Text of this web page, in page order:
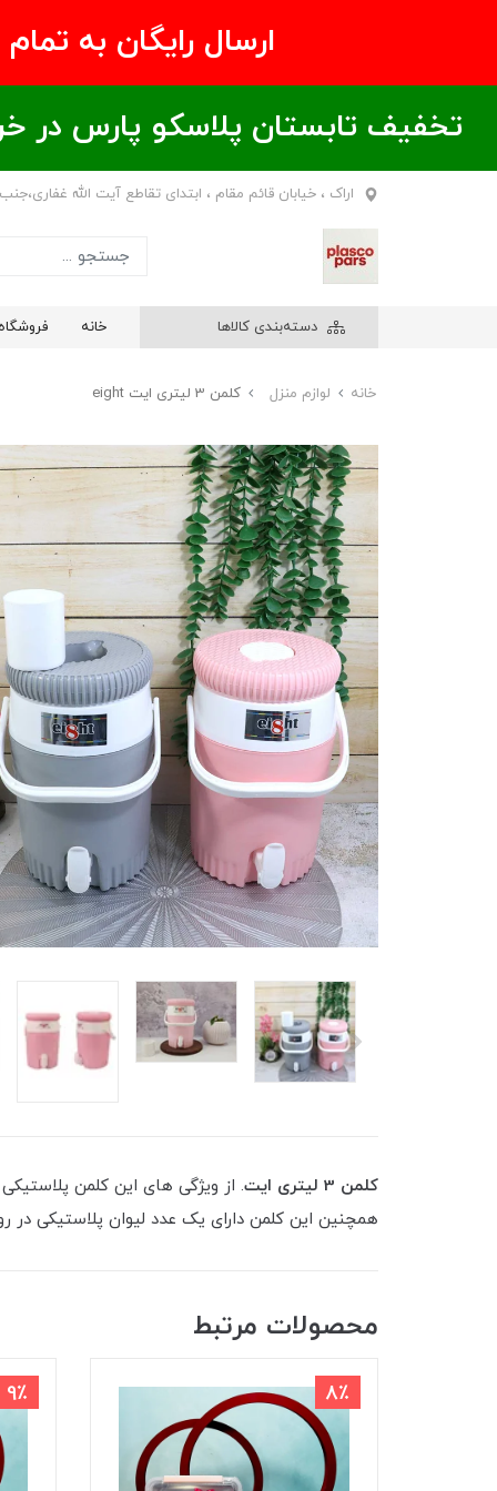
ارسال رایگان به تمام نقاط
تخفیف تابستان پلاسکو پارس در خریدهای بالای ۶00 هزار تومان /
اراک ، خیابان قائم مقام ، ابتدای تقاطع آیت الله
دسته‌بندی کالاها خانه فروشگاه
خانه لوازم منزل کلمن 3 لیتری ایت eight
کلمن 3 لیتری ایت
. از ویژگی های این کلمن
همچنین این کلمن دارای یک عدد لیوان پلاستیکی
محصولات مرتبط
8٪ 9٪